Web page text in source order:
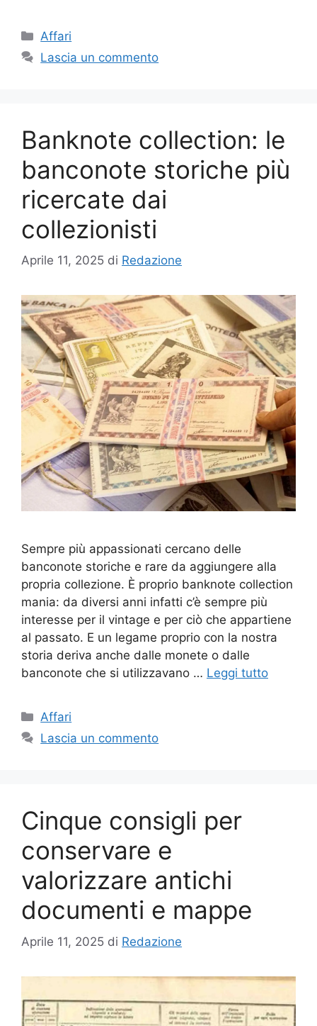
Categorie
Affari
Lascia un commento
Banknote collection: le
banconote storiche più
ricercate dai
collezionisti
Aprile 11, 2025 di Redazione
Sempre più appassionati cercano delle
banconote storiche e rare da aggiungere alla
propria collezione. È proprio banknote collection
mania: da diversi anni infatti c’è sempre più
interesse per il vintage e per ciò che appartiene
al passato. E un legame proprio con la nostra
storia deriva anche dalle monete o dalle
banconote che si utilizzavano … Leggi tutto
Categorie
Affari
Lascia un commento
Cinque consigli per
conservare e
valorizzare antichi
documenti e mappe
Aprile 11, 2025 di Redazione